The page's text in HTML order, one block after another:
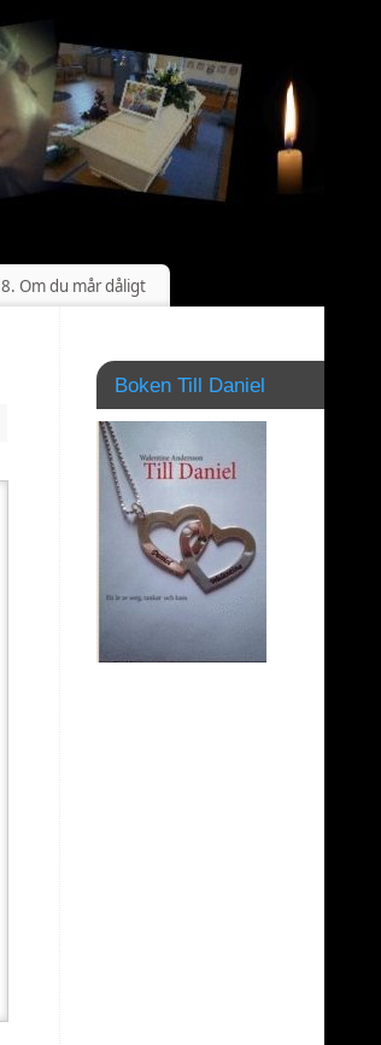
8. Om du mår dåligt
Boken Till Daniel